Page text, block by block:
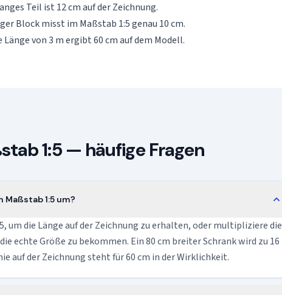
Teil ist 12 cm auf der Zeichnung.
Block misst im Maßstab 1:5 genau 10 cm.
von 3 m ergibt 60 cm auf dem Modell.
1:5 — häufige Fragen
1:5 um?
um die Länge auf der Zeichnung zu erhalten, oder multipliziere die
echte Größe zu bekommen. Ein 80 cm breiter Schrank wird zu 16
auf der Zeichnung steht für 60 cm in der Wirklichkeit.